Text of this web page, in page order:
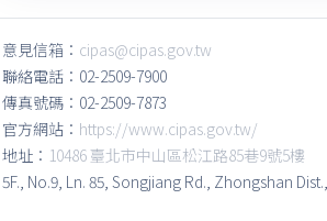
意見信箱： cipas@cipas.gov.tw
聯絡電話：02-2509-7900
傳真號碼：02-2509-7873
官方網站： https://www.cipas.gov.tw/
地址： 10486 臺北市中山區松江路85巷9號5樓
5F., No.9, Ln. 85, Songjiang Rd., Zhongshan